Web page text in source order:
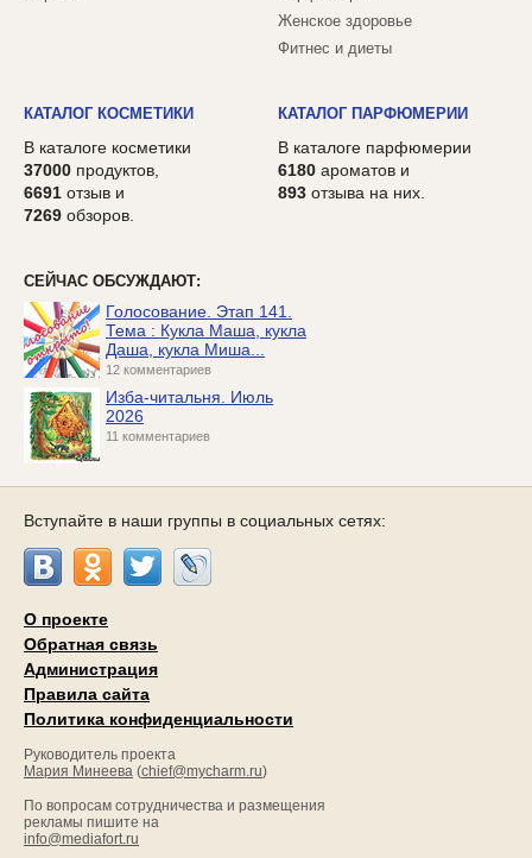
Женское здоровье
Фитнес и диеты
КАТАЛОГ КОСМЕТИКИ
В каталоге косметики
37000 продуктов,
6691 отзыв и
7269 обзоров.
КАТАЛОГ ПАРФЮМЕРИИ
В каталоге парфюмерии
6180 ароматов и
893 отзыва на них.
СЕЙЧАС ОБСУЖДАЮТ:
Голосование. Этап 141.
Тема : Кукла Маша, кукла
Даша, кукла Миша...
12 комментариев
Изба-читальня. Июль
2026
11 комментариев
Вступайте в наши группы в социальных сетях:
О проекте
Обратная связь
Администрация
Правила сайта
Политика конфиденциальности
Руководитель проекта
Мария Минеева (chief@mycharm.ru)
По вопросам сотрудничества и размещения
рекламы пишите на
info@mediafort.ru